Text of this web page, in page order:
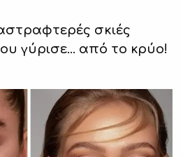
σκιές
γύρισε… από το κρύο!